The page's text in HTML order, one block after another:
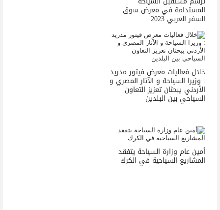
المستدامة في معرض سوق
السفر العربي 2023
خلال فعاليات معرض فيتور مدريد
: وزيرا السياحة و الآثار المصري و
الأردني يبحثان تعزيز التعاون
السياحي بين البلدين
أمين عام وزارة السياحة يتفقد
المشاريع السياحية في الكرك